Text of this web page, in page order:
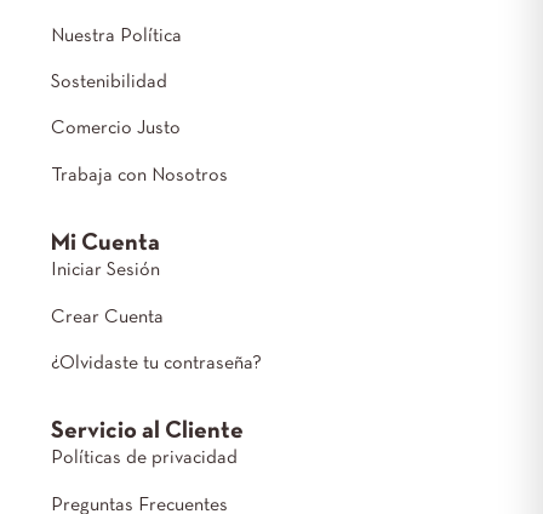
Nuestra Política
Sostenibilidad
Comercio Justo
Trabaja con Nosotros
Mi Cuenta
Iniciar Sesión
Crear Cuenta
¿Olvidaste tu contraseña?
Servicio al Cliente
Políticas de privacidad
Preguntas Frecuentes